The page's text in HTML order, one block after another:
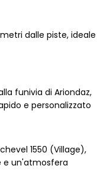
dalle piste, ideale
funivia di Ariondaz,
e personalizzato
1550 (Village),
e un'atmosfera